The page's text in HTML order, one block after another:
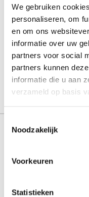
We gebruiken
personaliseren, om
en om ons
informatie over uw
partners voor social
partners kunnen
informatie die u aan
verzameld op basis
Noodzakelijk
Voorkeuren
Statistieken
165.000